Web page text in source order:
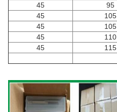
95
45
105
45
105
45
110
45
115
45